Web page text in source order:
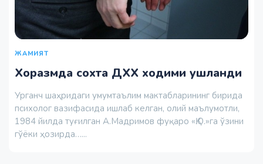
ЖАМИЯТ
Хоразмда сохта ДХХ ходими ушланди
Урганч шаҳридаги умумтаълим мактабларининг бирида
психолог вазифасида ишлаб келган, олий маълумотли,
1984 йилда туғилган А.Мадримов фуқаро «Қ.О.»га ўзини
гўёки ҳозирда…...